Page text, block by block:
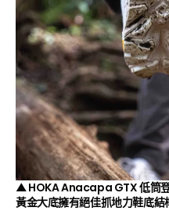
▲ HOKA Anacapa GTX 低筒
黃金大底擁有絕佳抓地力鞋底結